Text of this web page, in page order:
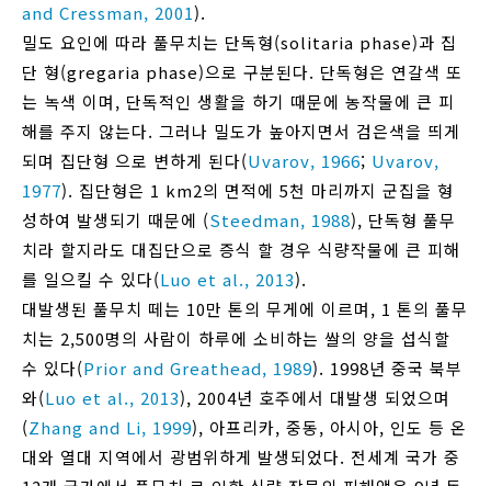
and Cressman, 2001).
밀도 요인에 따라 풀무치는 단독형(solitaria phase)과 집
단 형(gregaria phase)으로 구분된다. 단독형은 연갈색 또
는 녹색 이며, 단독적인 생활을 하기 때문에 농작물에 큰 피
해를 주지 않는다. 그러나 밀도가 높아지면서 검은색을 띄게
되며 집단형 으로 변하게 된다(Uvarov, 1966; Uvarov,
1977). 집단형은 1 km2의 면적에 5천 마리까지 군집을 형
성하여 발생되기 때문에 (Steedman, 1988), 단독형 풀무
치라 할지라도 대집단으로 증식 할 경우 식량작물에 큰 피해
를 일으킬 수 있다(Luo et al., 2013).
대발생된 풀무치 떼는 10만 톤의 무게에 이르며, 1 톤의 풀무
치는 2,500명의 사람이 하루에 소비하는 쌀의 양을 섭식할
수 있다(Prior and Greathead, 1989). 1998년 중국 북부
와(Luo et al., 2013), 2004년 호주에서 대발생 되었으며
(Zhang and Li, 1999), 아프리카, 중동, 아시아, 인도 등 온
대와 열대 지역에서 광범위하게 발생되었다. 전세계 국가 중